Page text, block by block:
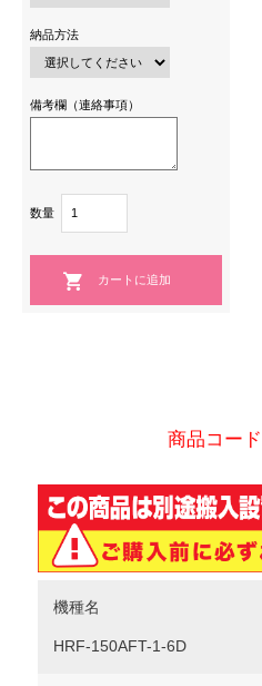
納品方法
備考欄（連絡事項）
数量
商品コー
機種名
HRF-150AFT-1-6D